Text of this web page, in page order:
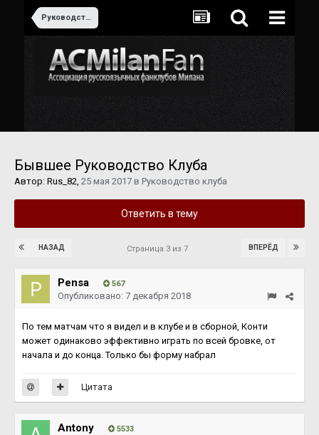
Руководство клуба
Бывшее Руководство Клуба
Автор: Rus_82, 25 мая 2017 в Руководство клуба
Ответить в тему
НАЗАД ВПЕРЁД
Страница 3 из 7
Pensa 567
Опубликовано: 7 декабря 2018
По тем матчам что я видел и в клубе и в сборной, Конти
может одинаково эффективно играть по всей бровке, от
начала и до конца. Только бы форму набрал
Цитата
Antony 5533